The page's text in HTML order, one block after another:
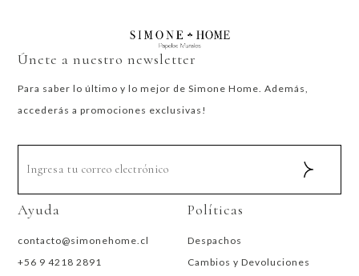
Únete a nuestro newsletter
Para saber lo último y lo mejor de Simone Home. Además,
accederás a promociones exclusivas!
Ayuda
contacto@simonehome.cl
+56 9 4218 2891
Políticas
Despachos
Cambios y Devoluciones